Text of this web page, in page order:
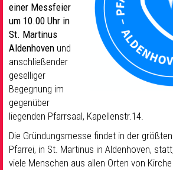
Seelsorge & Kontakt
einer Messfeier
um 10.00 Uhr in
St. Martinus
Aldenhoven und
anschließender
geselliger
Begegnung im
gegenüber
liegenden Pfarrsaal, Kapellenstr.14.
Die Gründungsmesse findet in der
Pfarrei, in St. Martinus in Aldenhoven,
viele Menschen aus allen Orten von